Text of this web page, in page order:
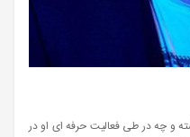
و چه در طی فعالیت حرفه‌ ای او در